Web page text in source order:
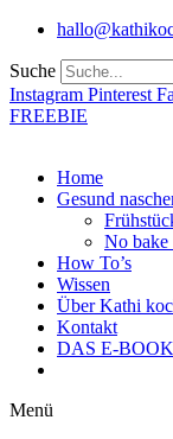
Zum
wechseln
Suche
Instagram Pinterest
FREEBIE
Home
Gesund
No bake
How To’s
Wissen
Über Kathi
Kontakt
DAS E-
Menü